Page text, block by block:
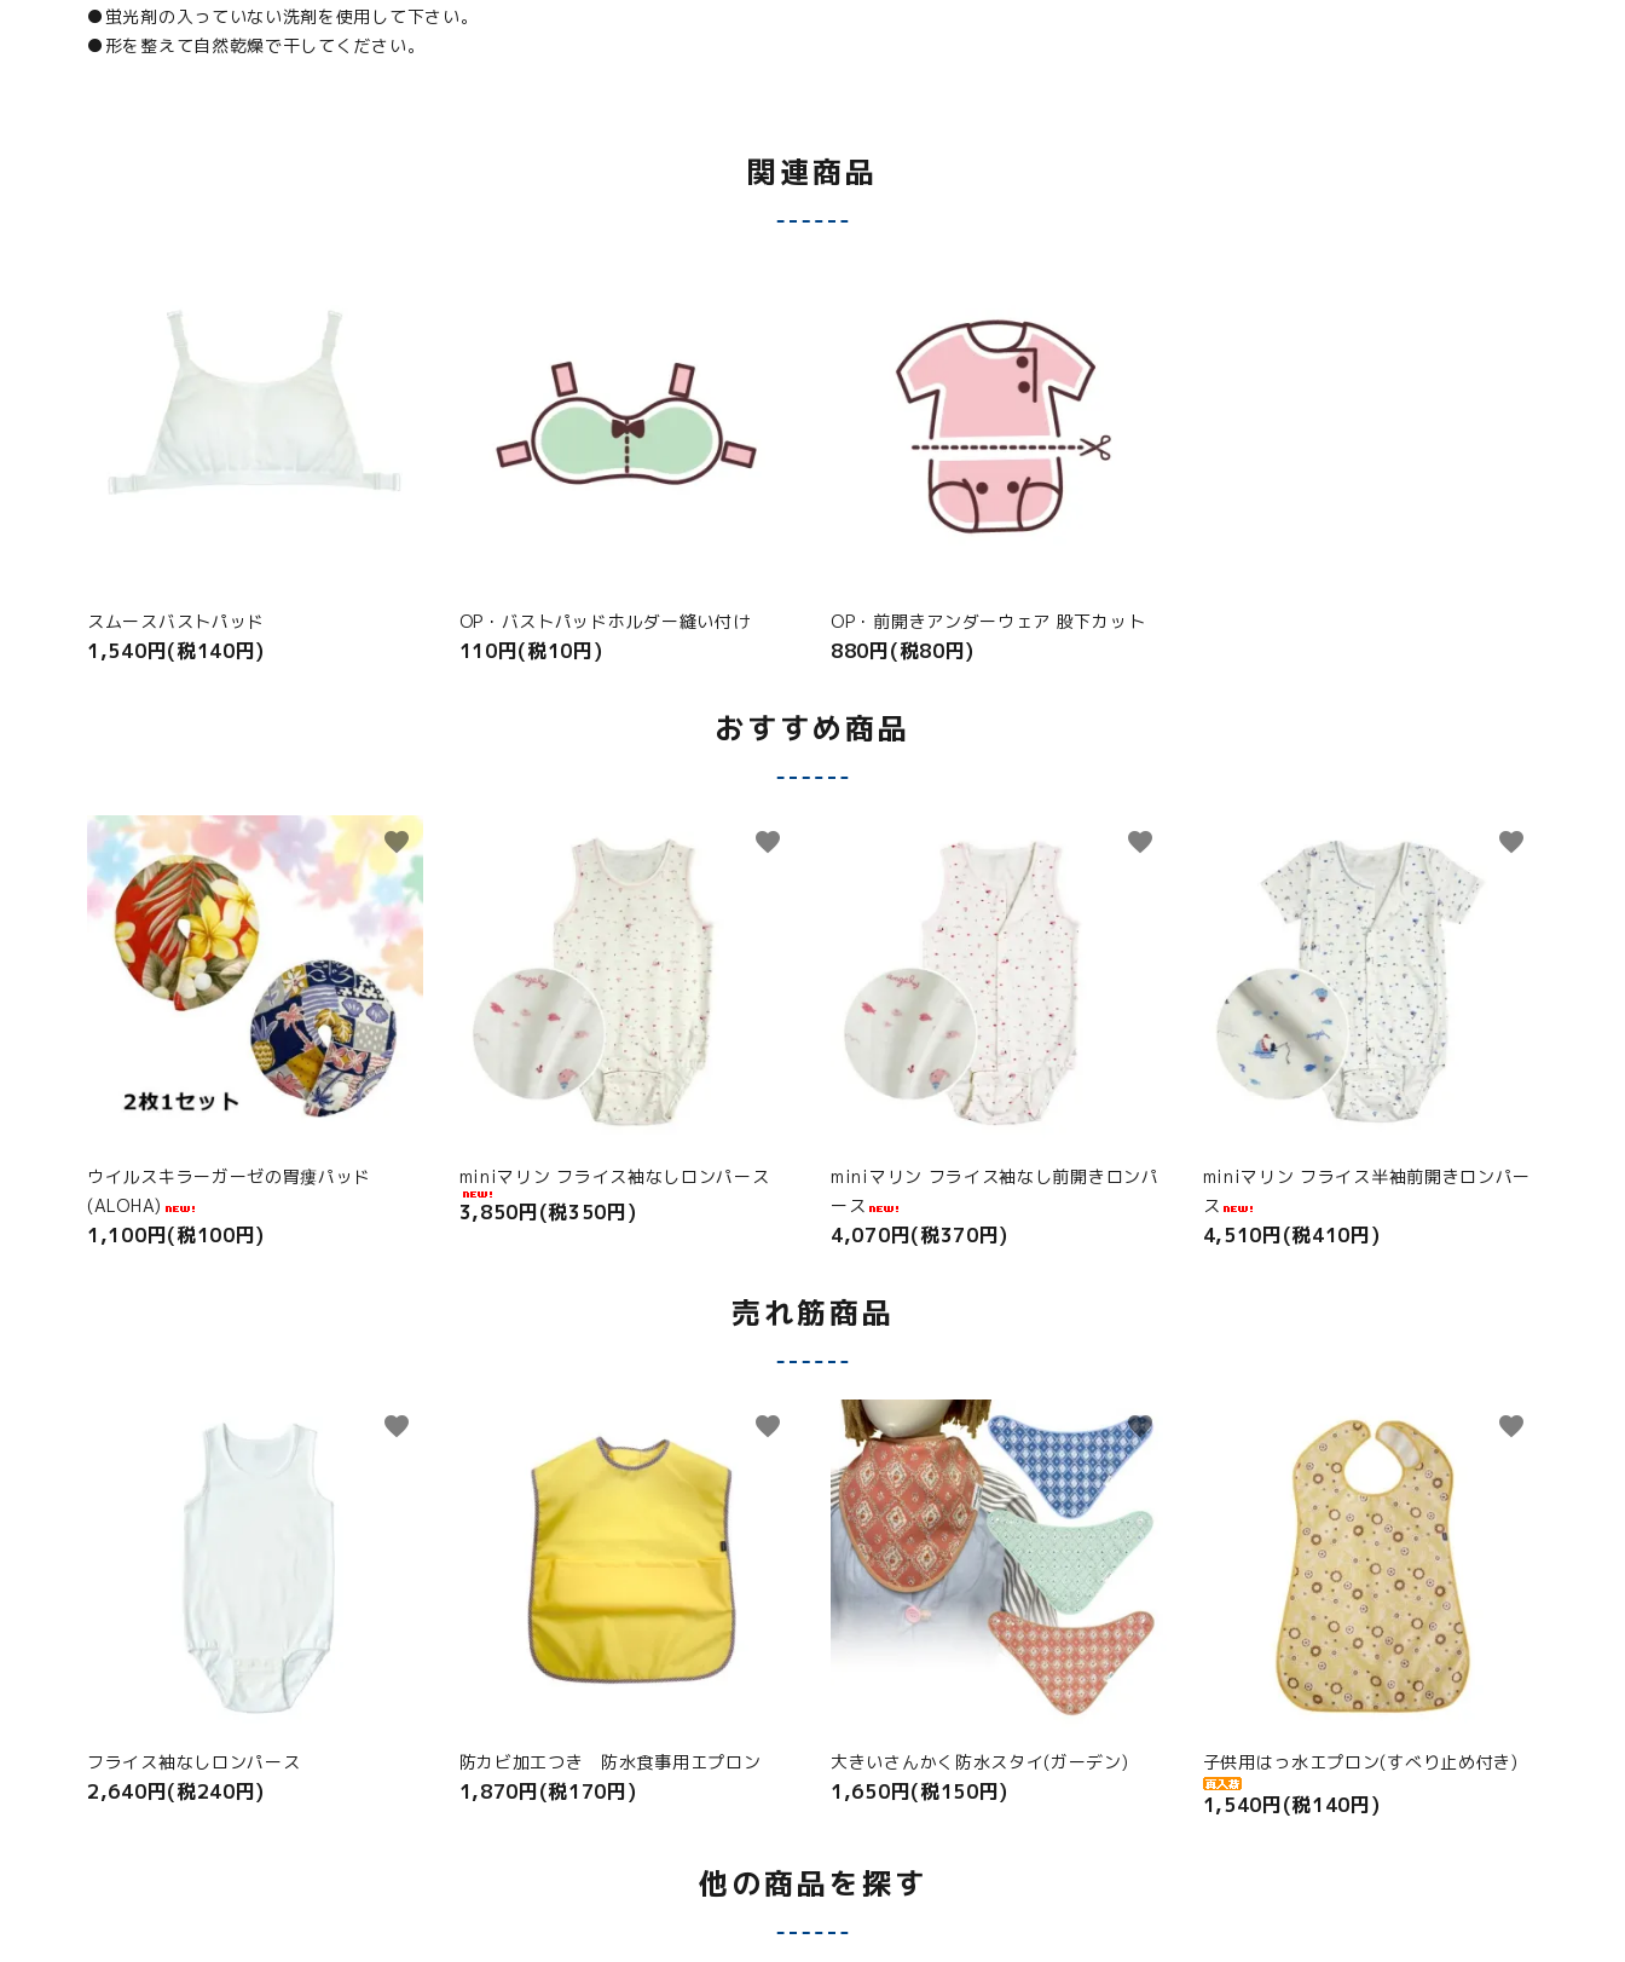
●蛍光剤の入っていない洗剤を使用して下さい。
●形を整えて自然乾燥で干してください。
関連商品
スムースバストパッド
1,540円(税140円)
OP・バストパッドホルダー縫い付け
110円(税10円)
OP・前開きアンダーウェア 股下カット
880円(税80円)
おすすめ商品
ウイルスキラーガーゼの胃瘻パッド
(ALOHA)
1,100円(税100円)
favorite
miniマリン フライス袖なしロンパース
3,850円(税350円)
favorite
miniマリン フライス袖なし前開きロンパ
ース
4,070円(税370円)
favorite
miniマリン フライス半袖前開きロンパー
ス
4,510円(税410円)
favorite
売れ筋商品
フライス袖なしロンパース
2,640円(税240円)
favorite
防カビ加工つき 防水食事用エプロン
1,870円(税170円)
favorite
大きいさんかく防水スタイ(ガーデン)
1,650円(税150円)
favorite
子供用はっ水エプロン(すべり止め付き)
1,540円(税140円)
favorite
他の商品を探す